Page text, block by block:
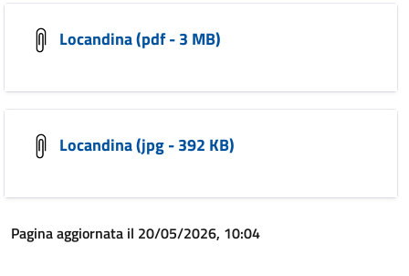
Locandina (pdf - 3 MB)
Locandina (jpg - 392 KB)
Pagina aggiornata il 20/05/2026, 10:04